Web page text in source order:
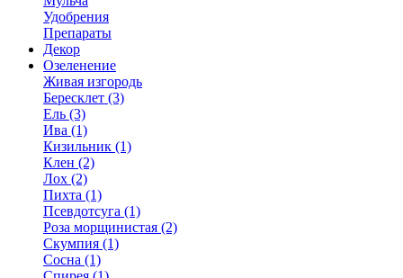
Удобрения
Препараты
Декор
Озеленение
Живая изгородь
Бересклет (3)
Ель (3)
Ива (1)
Кизильник (1)
Клен (2)
Лох (2)
Пихта (1)
Псевдотсуга (1)
Роза морщинистая (2)
Скумпия (1)
Сосна (1)